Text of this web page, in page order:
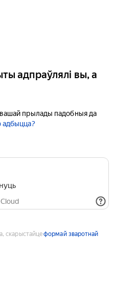
адпраўлялі вы, а
прылады падобныя да
адбыцца?
скарыстайцеформай зваротнай